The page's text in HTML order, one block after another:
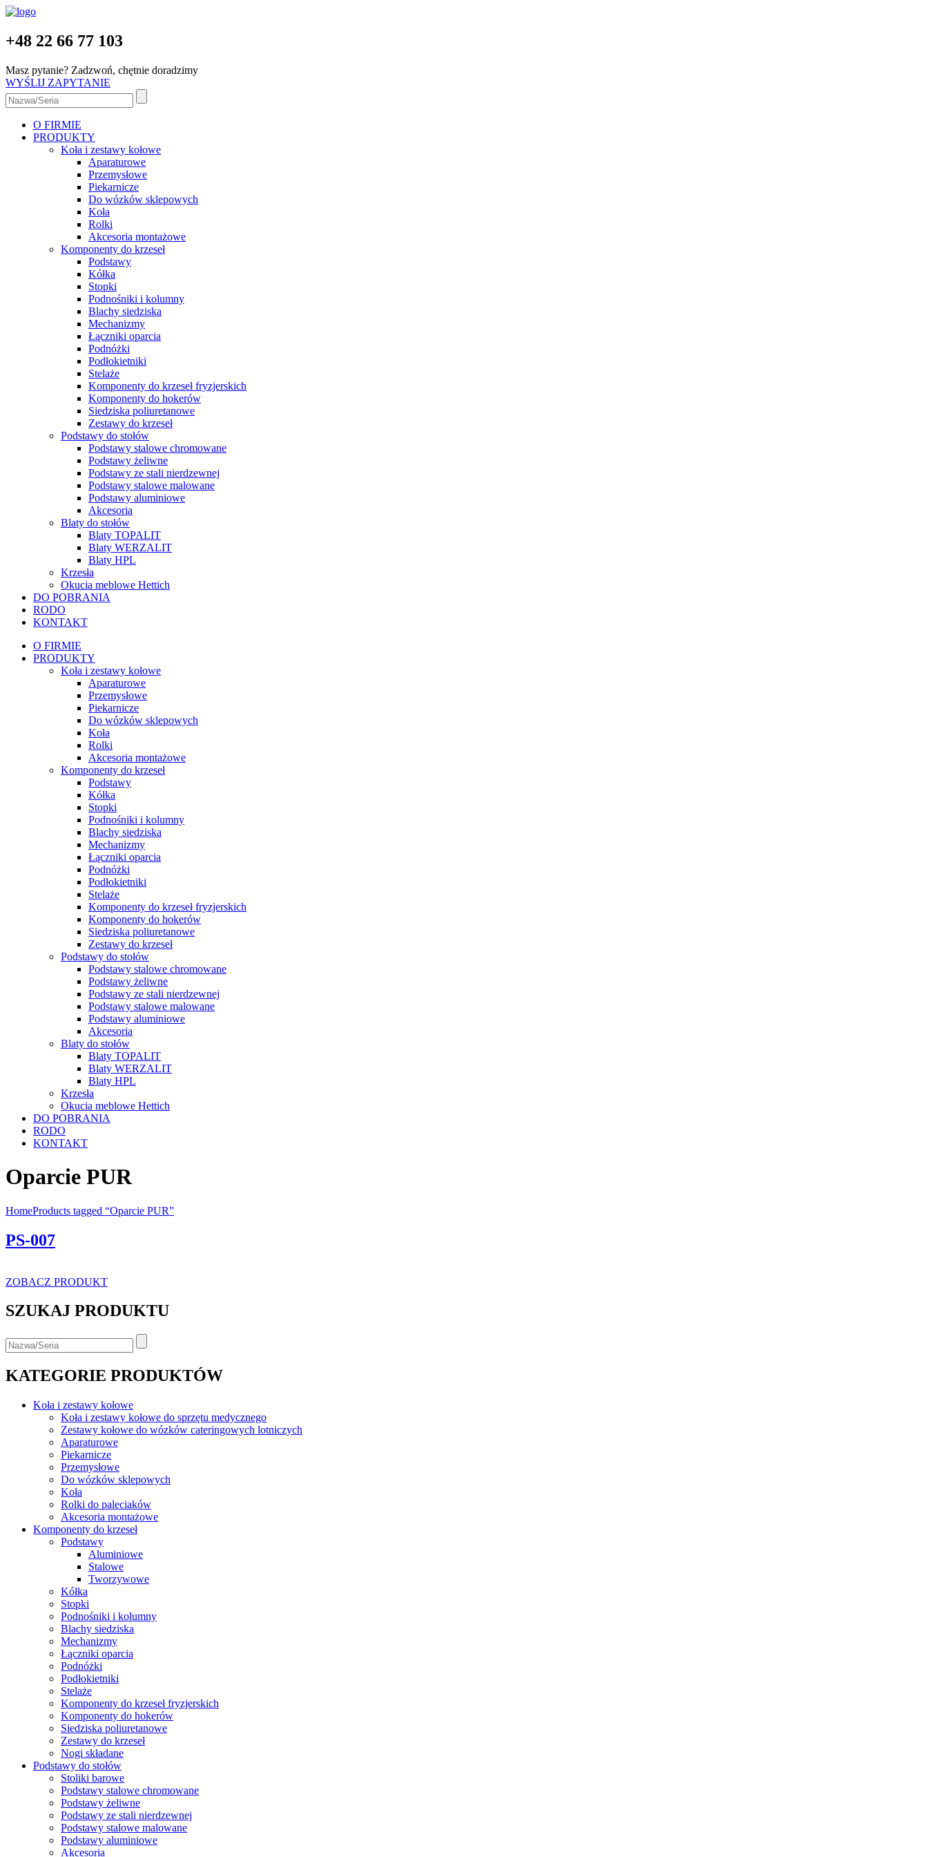
+48 22 66 77 103
Masz pytanie? Zadzwoń, chętnie doradzimy
WYŚLIJ ZAPYTANIE
O FIRMIE
PRODUKTY
Koła i zestawy kołowe
Aparaturowe
Przemysłowe
Piekarnicze
Do wózków sklepowych
Koła
Rolki
Akcesoria montażowe
Komponenty do krzeseł
Podstawy
Kółka
Stopki
Podnośniki i kolumny
Blachy siedziska
Mechanizmy
Łączniki oparcia
Podnóżki
Podłokietniki
Stelaże
Komponenty do krzeseł fryzjerskich
Komponenty do hokerów
Siedziska poliuretanowe
Zestawy do krzeseł
Podstawy do stołów
Podstawy stalowe chromowane
Podstawy żeliwne
Podstawy ze stali nierdzewnej
Podstawy stalowe malowane
Podstawy aluminiowe
Akcesoria
Blaty do stołów
Blaty TOPALIT
Blaty WERZALIT
Blaty HPL
Krzesła
Okucia meblowe Hettich
DO POBRANIA
RODO
KONTAKT
O FIRMIE
PRODUKTY
Koła i zestawy kołowe
Aparaturowe
Przemysłowe
Piekarnicze
Do wózków sklepowych
Koła
Rolki
Akcesoria montażowe
Komponenty do krzeseł
Podstawy
Kółka
Stopki
Podnośniki i kolumny
Blachy siedziska
Mechanizmy
Łączniki oparcia
Podnóżki
Podłokietniki
Stelaże
Komponenty do krzeseł fryzjerskich
Komponenty do hokerów
Siedziska poliuretanowe
Zestawy do krzeseł
Podstawy do stołów
Podstawy stalowe chromowane
Podstawy żeliwne
Podstawy ze stali nierdzewnej
Podstawy stalowe malowane
Podstawy aluminiowe
Akcesoria
Blaty do stołów
Blaty TOPALIT
Blaty WERZALIT
Blaty HPL
Krzesła
Okucia meblowe Hettich
DO POBRANIA
RODO
KONTAKT
Oparcie PUR
HomeProducts tagged “Oparcie PUR”
PS-007
ZOBACZ PRODUKT
SZUKAJ PRODUKTU
KATEGORIE PRODUKTÓW
Koła i zestawy kołowe
Koła i zestawy kołowe do sprzętu medycznego
Zestawy kołowe do wózków cateringowych lotniczych
Aparaturowe
Piekarnicze
Przemysłowe
Do wózków sklepowych
Koła
Rolki do paleciaków
Akcesoria montażowe
Komponenty do krzeseł
Podstawy
Aluminiowe
Stalowe
Tworzywowe
Kółka
Stopki
Podnośniki i kolumny
Blachy siedziska
Mechanizmy
Łączniki oparcia
Podnóżki
Podłokietniki
Stelaże
Komponenty do krzeseł fryzjerskich
Komponenty do hokerów
Siedziska poliuretanowe
Zestawy do krzeseł
Nogi składane
Podstawy do stołów
Stoliki barowe
Podstawy stalowe chromowane
Podstawy żeliwne
Podstawy ze stali nierdzewnej
Podstawy stalowe malowane
Podstawy aluminiowe
Akcesoria